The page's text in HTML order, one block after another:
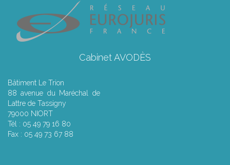
Cabinet AVODÈS
Bâtiment Le Trion
88 avenue du Maréchal de
Lattre de Tassigny
79000 NIORT
Tél : 05 49 79 16 80
Fax : 05 49 73 67 88